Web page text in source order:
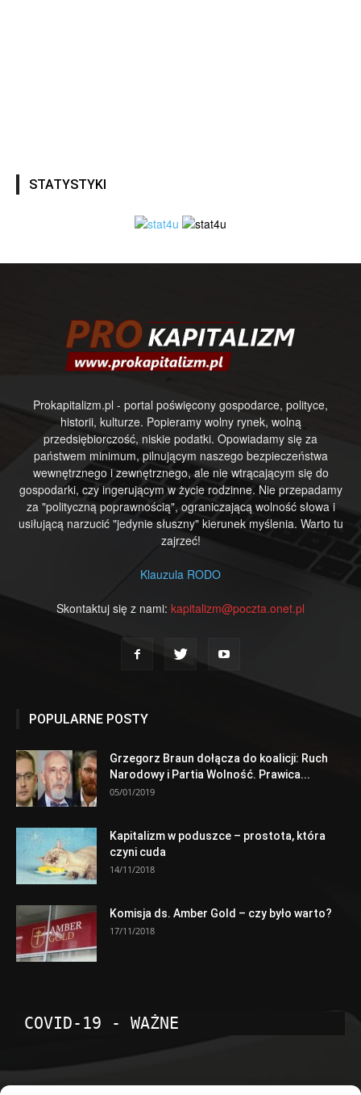
STATYSTYKI
Prokapitalizm.pl - portal poświęcony gospodarce, polityce,
historii, kulturze. Popieramy wolny rynek, wolną
przedsiębiorczość, niskie podatki. Opowiadamy się za
państwem minimum, pilnującym naszego bezpieczeństwa
wewnętrznego i zewnętrznego, ale nie wtrącającym się do
gospodarki, czy ingerującym w życie rodzinne. Nie przepadamy
za "polityczną poprawnością", ograniczającą wolność słowa i
usiłującą narzucić "jedynie słuszny" kierunek myślenia. Warto tu
zajrzeć!
Klauzula RODO
Skontaktuj się z nami: kapitalizm@poczta.onet.pl
POPULARNE POSTY
Grzegorz Braun dołącza do koalicji: Ruch
Narodowy i Partia Wolność. Prawica...
05/01/2019
Kapitalizm w poduszce – prostota, która
czyni cuda
14/11/2018
Komisja ds. Amber Gold – czy było warto?
17/11/2018
COVID-19 - WAŻNE